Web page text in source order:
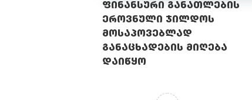
ფინანსური განათლების
ეროვნული ჯილდოს
მოსაპოვებლად
განაცხადების მიღება
დაიწყო